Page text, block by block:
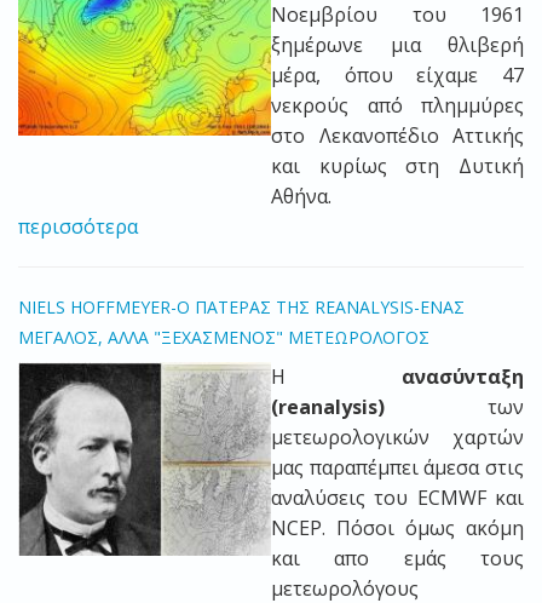
Νοεμβρίου του 1961
ξημέρωνε μια θλιβερή
μέρα, όπου είχαμε 47
νεκρούς από πλημμύρες
στο Λεκανοπέδιο Αττικής
και κυρίως στη Δυτική
Αθήνα.
περισσότερα
NIELS HOFFMEYER-O ΠΑΤΕΡΑΣ ΤΗΣ REANALYSIS-ΕΝΑΣ
ΜΕΓΑΛΟΣ, ΑΛΛΑ "ΞΕΧΑΣΜΕΝΟΣ" ΜΕΤΕΩΡΟΛΟΓΟΣ
Η ανασύνταξη
(reanalysis) των
μετεωρολογικών χαρτών
μας παραπέμπει άμεσα στις
αναλύσεις του ECMWF και
NCEP. Πόσοι όμως ακόμη
και απο εμάς τους
μετεωρολόγους